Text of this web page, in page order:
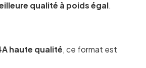
qualité à poids égal.
haute qualité , ce format est